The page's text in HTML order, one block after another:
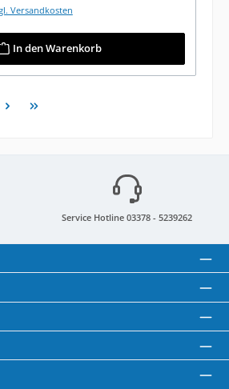
Versandkosten
In den Warenkorb
Service Hotline 03378 - 5239262